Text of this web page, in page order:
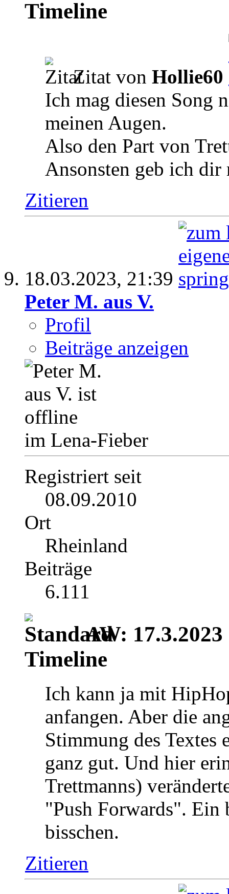
Timeline
Zitat von Hollie60
Ich mag diesen Song
meinen Augen.
Also den Part von
Ansonsten geb ich dir
Zitieren
18.03.2023, 21:39
Peter M. aus V.
Profil
Beiträge anzeigen
im Lena-Fieber
Registriert seit
08.09.2010
Ort
Rheinland
Beiträge
6.111
AW:
Timeline
Ich kann ja mit
anfangen. Aber die
Stimmung des Textes
ganz gut. Und hier
Trettmanns)
"Push Forwards". Ein
bisschen.
Zitieren